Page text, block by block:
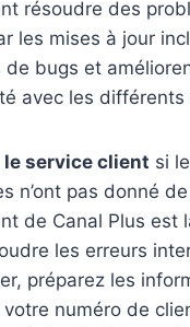
résoudre des
les mises à jour
de bugs et
avec les différents
service client si
n’ont pas donné
de Canal Plus est
les erreurs
préparez les
numéro de